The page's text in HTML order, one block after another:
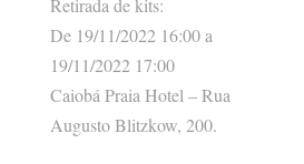
Retirada de kits:
De 19/11/2022 16:00 a
19/11/2022 17:00
Caiobá Praia Hotel – Rua
Augusto Blitzkow, 200.